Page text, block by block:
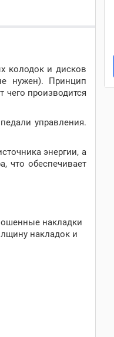
колодок и дисков
нужен). Принцип
чего производится
управления.
энергии, а
что обеспечивает
накладки
накладок и